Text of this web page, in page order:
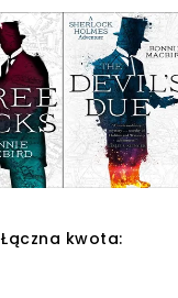
Łączna kwota: